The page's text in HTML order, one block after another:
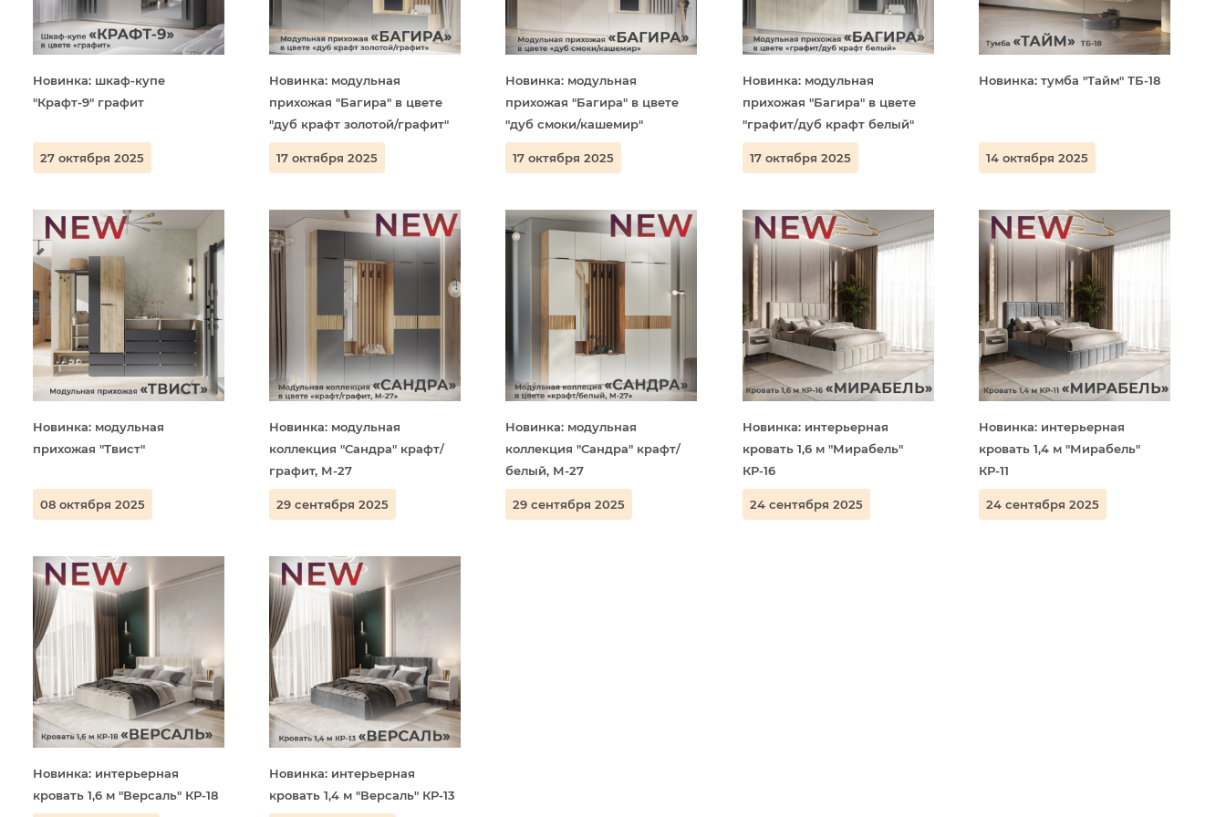
Новинка: шкаф-купе
"Крафт-9" графит
27 октября 2025
Новинка: модульная
прихожая "Багира" в цвете
"дуб крафт золотой/графит"
17 октября 2025
Новинка: модульная
прихожая "Багира" в цвете
"дуб смоки/кашемир"
17 октября 2025
Новинка: модульная
прихожая "Багира" в цвете
"графит/дуб крафт белый"
17 октября 2025
Новинка: тумба "Тайм" ТБ-18
14 октября 2025
Новинка: модульная
прихожая "Твист"
08 октября 2025
Новинка: модульная
коллекция "Сандра" крафт/
графит, М-27
29 сентября 2025
Новинка: модульная
коллекция "Сандра" крафт/
белый, М-27
29 сентября 2025
Новинка: интерьерная
кровать 1,6 м "Мирабель"
КР-16
24 сентября 2025
Новинка: интерьерная
кровать 1,4 м "Мирабель"
КР-11
24 сентября 2025
Новинка: интерьерная
кровать 1,6 м "Версаль" КР-18
Новинка: интерьерная
кровать 1,4 м "Версаль" КР-13